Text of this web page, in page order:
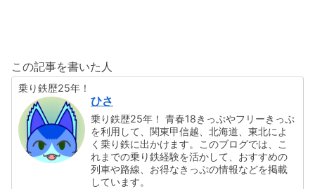
この記事を書いた人
乗り鉄歴25年！
ひさ
乗り鉄歴25年！ 青春18きっぷやフリーきっぷ
を利用して、関東甲信越、北海道、東北によ
く乗り鉄に出かけます。このブログでは、こ
れまでの乗り鉄経験を活かして、おすすめの
列車や路線、お得なきっぷの情報などを掲載
しています。